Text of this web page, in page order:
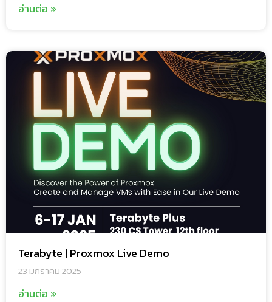
อ่านต่อ »
Terabyte | Proxmox Live Demo
23 มกราคม 2025
อ่านต่อ »